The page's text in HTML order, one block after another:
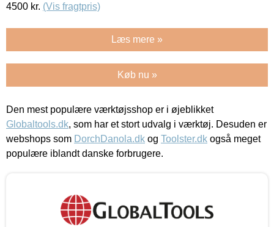
4500 kr. (Vis fragtpris)
Læs mere »
Køb nu »
Den mest populære værktøjsshop er i øjeblikket
Globaltools.dk, som har et stort udvalg i værktøj. Desuden er
webshops som DorchDanola.dk og Toolster.dk også meget
populære iblandt danske forbrugere.